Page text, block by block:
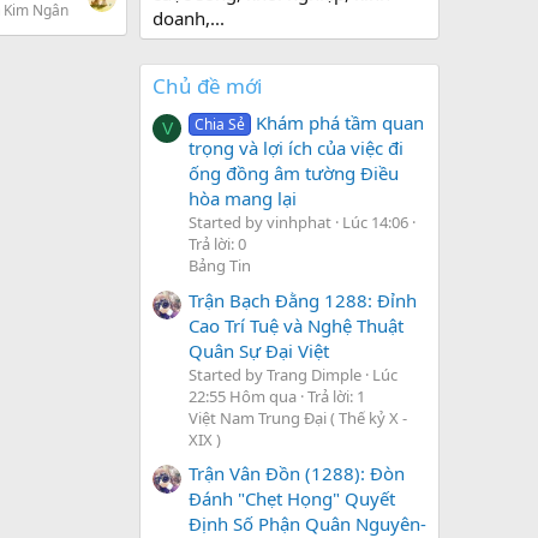
Ngân
doanh,...
Chủ đề mới
V Chia Sẻ Khám phá tầm quan
trọng và lợi ích của việc đi
ống đồng âm tường Điều
hòa mang lại
Started by vinhphat Lúc 14:06
Trả lời: 0
Bảng Tin
Trận Bạch Đằng 1288: Đỉnh
Cao Trí Tuệ và Nghệ Thuật
Quân Sự Đại Việt
Started by Trang Dimple Lúc
22:55 Hôm qua Trả lời: 1
Việt Nam Trung Đại ( Thế kỷ X -
XIX )
Trận Vân Đồn (1288): Đòn
Đánh "Chẹt Họng" Quyết
Định Số Phận Quân Nguyên-